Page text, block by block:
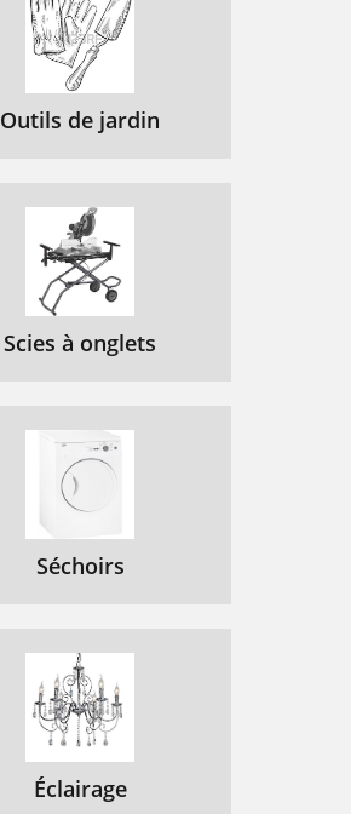
Outils de jardin
Scies à onglets
Séchoirs
Éclairage